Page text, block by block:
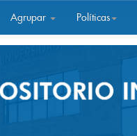
Agrupar Políticas